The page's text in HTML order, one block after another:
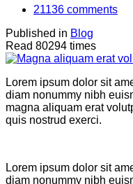
21136 comments
Published in Blog
Read 80294 times
Lorem ipsum dolor sit
diam nonummy nibh
magna aliquam erat
quis nostrud exerci.
Lorem ipsum dolor sit
diam nonummy nibh